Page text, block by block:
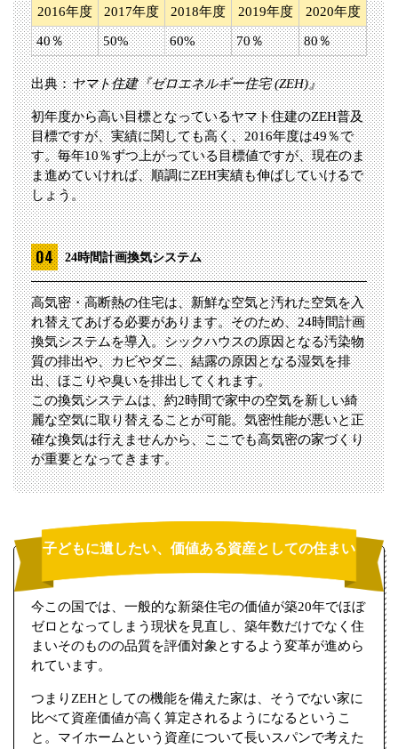
2016年度 2017年度 2018年度 2019年度 2020年度
40％ 50% 60% 70％ 80％
出典：ヤマト住建『ゼロエネルギー住宅 (ZEH)』
初年度から高い目標となっているヤマト住建のZEH普及
目標ですが、実績に関しても高く、2016年度は49％で
す。毎年10％ずつ上がっている目標値ですが、現在のま
ま進めていければ、順調にZEH実績も伸ばしていけるで
しょう。
24時間計画換気システム
高気密・高断熱の住宅は、新鮮な空気と汚れた空気を入
れ替えてあげる必要があります。そのため、24時間計画
換気システムを導入。シックハウスの原因となる汚染物
質の排出や、カビやダニ、結露の原因となる湿気を排
出、ほこりや臭いを排出してくれます。
この換気システムは、約2時間で家中の空気を新しい綺
麗な空気に取り替えることが可能。気密性能が悪いと正
確な換気は行えませんから、ここでも高気密の家づくり
が重要となってきます。
子どもに遺したい、価値ある資産としての住まい
今この国では、一般的な新築住宅の価値が築20年でほぼ
ゼロとなってしまう現状を見直し、築年数だけでなく住
まいそのものの品質を評価対象とするよう変革が進めら
れています。
つまりZEHとしての機能を備えた家は、そうでない家に
比べて資産価値が高く算定されるようになるというこ
と。マイホームという資産について長いスパンで考えた